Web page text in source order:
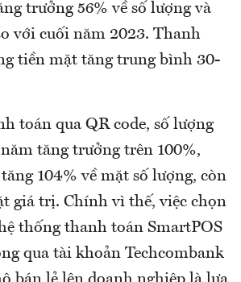
trưởng 56% về số lượng và
với cuối năm 2023. Thanh
tiền mặt tăng trung bình 30-
toán qua QR code, số lượng
tăng trưởng trên 100%,
104% về mặt số lượng, còn
giá trị. Chính vì thế, việc chọn
thống thanh toán SmartPOS
qua tài khoản Techcombank